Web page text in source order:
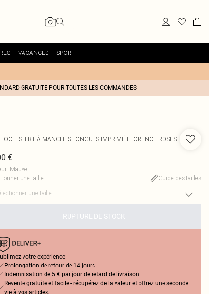
VACANCES SPORT
GRATUITE POUR TOUTES LES COMMANDES
T-SHIRT À MANCHES LONGUES IMPRIMÉ FLORENCE ROSES
€
: Mauve
une taille: Guide des tailles
RUPTURE DE STOCK
votre expérience
Prolongation de retour de 14 jours
Indemnisation de 5 € par jour de retard de livraison
Revente gratuite et facile - récupérez de la valeur et offrez une seconde
vie à vos articles.